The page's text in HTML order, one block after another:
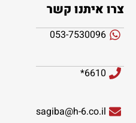
צרו איתנו קשר
053-7530096
6610*
sagiba@h-6.co.il